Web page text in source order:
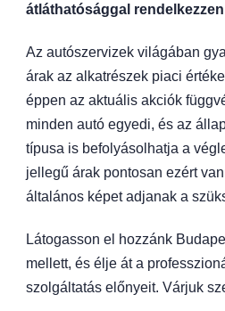
átláthatósággal
Az autószervizek világában
árak az alkatrészek piaci
éppen az aktuális akciók
minden autó egyedi, és az
típusa is befolyásolhatja a
jellegű árak pontosan ezért
általános képet adjanak a
Látogasson el hozzánk
mellett, és élje át a
szolgáltatás előnyeit. Várjuk